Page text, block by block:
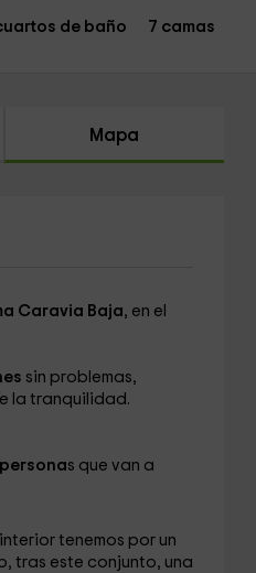
de baño 7 camas
Mapa
Caravia Baja, en el
sin problemas,
la tranquilidad.
s que van a
interior tenemos por un
tras este conjunto, una